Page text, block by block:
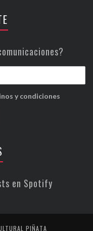
y condiciones
en Spotify
PIÑATA